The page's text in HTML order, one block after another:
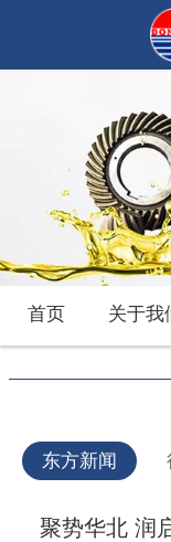
首页 关于我
东方新闻
聚势华北 润启新程 中国石